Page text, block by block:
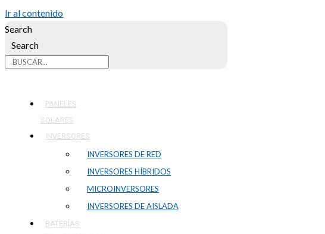
Ir al contenido
Search
Search
PANELES
SOLARES
INVERSORES
INVERSORES DE RED
INVERSORES HÍBRIDOS
MICROINVERSORES
INVERSORES DE AISLADA
BATERÍAS